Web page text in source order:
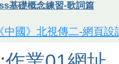
基礎概念練習-歌詞篇
中國》北視傳二-網頁設